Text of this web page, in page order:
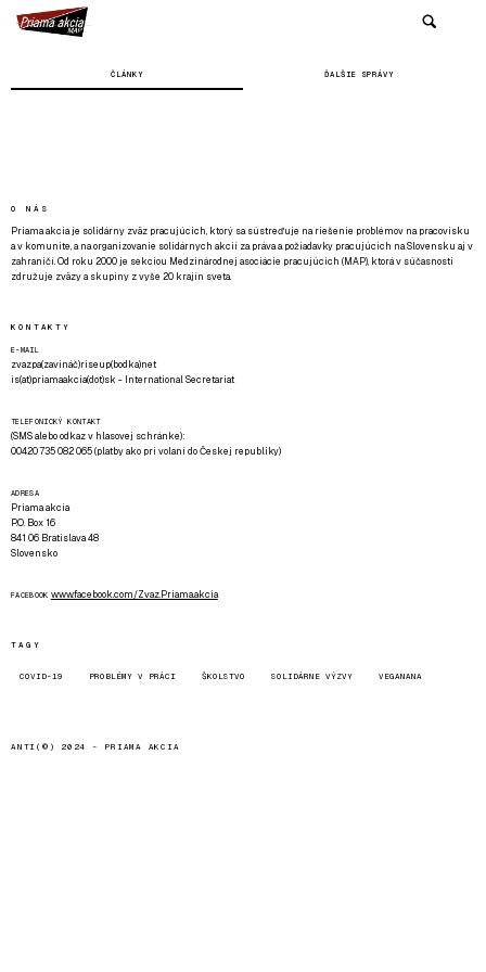
ČLÁNKY ĎALŠIE SPRÁVY
O NÁS
Priama akcia je solidárny zväz pracujúcich, ktorý sa sústreďuje na riešenie problémov na pracovisku
a v komunite, a na organizovanie solidárnych akcií za práva a požiadavky pracujúcich na Slovensku aj v
zahraničí. Od roku 2000 je sekciou Medzinárodnej asociácie pracujúcich (MAP), ktorá v súčasnosti
združuje zväzy a skupiny z vyše 20 krajín sveta.
KONTAKTY
E-MAIL
zvazpa(zavináč)riseup(bodka)net
is(at)priamaakcia(dot)sk - International Secretariat
TELEFONICKÝ KONTAKT
(SMS alebo odkaz v hlasovej schránke):
00420 735 082 065 (platby ako pri volaní do Českej republiky)
ADRESA
Priama akcia
P.O. Box 16
841 06 Bratislava 48
Slovensko
FACEBOOK www.facebook.com/Zvaz.Priama.akcia
TAGY
COVID-19 PROBLÉMY V PRÁCI ŠKOLSTVO SOLIDÁRNE VÝZVY VEGANANA
ANTI(©) 2024 - PRIAMA AKCIA